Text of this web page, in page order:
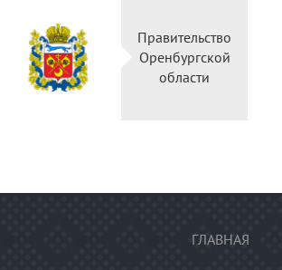
Правительство
Оренбургской
области
ГЛАВНАЯ